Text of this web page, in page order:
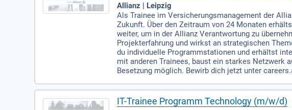
Allianz | Leipzig
Als Trainee im Versicherungsmanagement der
Zukunft. Über den Zeitraum von 24 Monaten
weiter, um in der Allianz Verantwortung zu
Projekterfahrung und wirkst an strategischen
du individuelle Programmstationen und erhältst
mit anderen Trainees, baust ein starkes Netzwerk
Besetzung möglich. Bewirb dich jetzt unter
IT-Trainee Programm Technology (m/w/d)